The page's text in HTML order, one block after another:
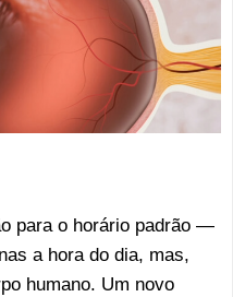
para o horário padrão —
a hora do dia, mas,
humano. Um novo